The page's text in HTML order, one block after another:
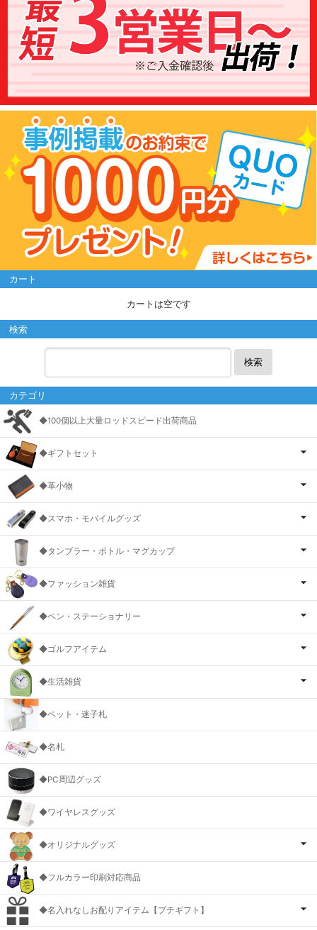
カート
カートは空です
検索
検索
カテゴリ
◆100個以上大量ロッドスピード出荷商品
◆ギフトセット
◆革小物
◆スマホ・モバイルグッズ
◆タンブラー・ボトル・マグカップ
◆ファッション雑貨
◆ペン・ステーショナリー
◆ゴルフアイテム
◆生活雑貨
◆ペット・迷子札
◆名札
◆PC周辺グッズ
◆ワイヤレスグッズ
◆オリジナルグッズ
◆フルカラー印刷対応商品
◆名入れなしお配りアイテム【プチギフト】